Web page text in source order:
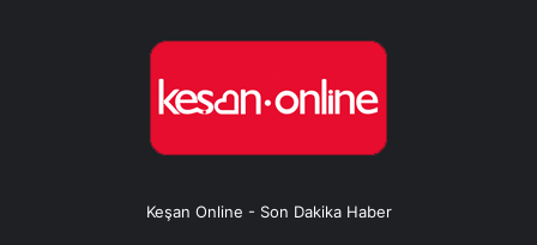
Keşan Online - Son Dakika Haber